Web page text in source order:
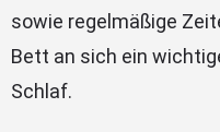
sowie regelmäßige
Bett an sich ein
Schlaf.